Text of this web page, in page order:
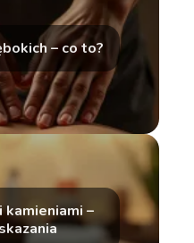
– co to?
kamieniami –